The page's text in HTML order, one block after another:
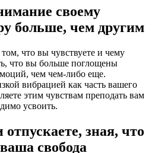
своему
больше, чем другим
что вы чувствуете и чему
что вы больше поглощены
чем чем-либо еще.
вибрацией как часть вашего
этим чувствам преподать вам
усвоить.
зная, что
свобода